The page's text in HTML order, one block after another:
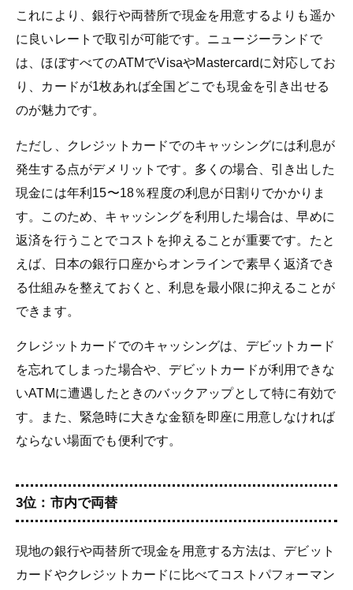
これにより、銀行や両替所で現金を用意するよりも遥か
に良いレートで取引が可能です。ニュージーランドで
は、ほぼすべてのATMでVisaやMastercardに対応してお
り、カードが1枚あれば全国どこでも現金を引き出せる
のが魅力です。
ただし、クレジットカードでのキャッシングには利息が
発生する点がデメリットです。多くの場合、引き出した
現金には年利15〜18％程度の利息が日割りでかかりま
す。このため、キャッシングを利用した場合は、早めに
返済を行うことでコストを抑えることが重要です。たと
えば、日本の銀行口座からオンラインで素早く返済でき
る仕組みを整えておくと、利息を最小限に抑えることが
できます。
クレジットカードでのキャッシングは、デビットカード
を忘れてしまった場合や、デビットカードが利用できな
いATMに遭遇したときのバックアップとして特に有効で
す。また、緊急時に大きな金額を即座に用意しなければ
ならない場面でも便利です。
3位：市内で両替
現地の銀行や両替所で現金を用意する方法は、デビット
カードやクレジットカードに比べてコストパフォーマン